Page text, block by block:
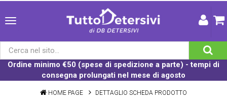
Ordine minimo €50 (spese di spedizione a parte) - tempi di
consegna prolungati nel mese di agosto
HOME PAGE DETTAGLIO SCHEDA PRODOTTO